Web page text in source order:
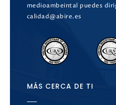
medioambeintal puedes
calidad@abire.es
MÁS CERCA DE TI